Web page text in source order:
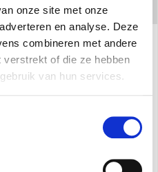
onze site met onze
en analyse. Deze
combineren met andere
verstrekt of die ze hebben
van hun services.
HP (Warmtepomp)